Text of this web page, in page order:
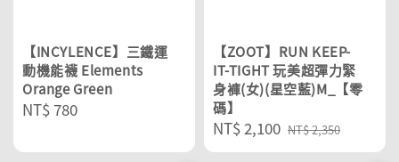
【INCYLENCE】三鐵運
動機能襪 Elements
Orange Green
Regular
NT$ 780
【ZOOT】RUN KEEP-
IT-TIGHT 玩美超彈力緊
身褲(女)(星空藍)M_【零
碼】
Sale
price
NT$ 2,100 Regular
price
NT$ 2,350